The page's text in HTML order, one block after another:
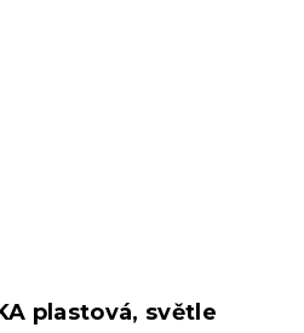
plastová, světle